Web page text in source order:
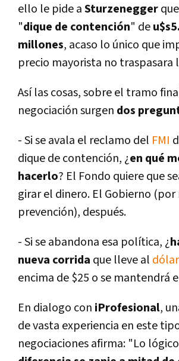
ello le pide aSturzeneggerque
"dique de contención" de
millones, acaso lo único que
precio mayorista no traspasara
Así­ las cosas, sobre el tramo
negociación surgen dos
- Si se avala el reclamo del FMI
dique de contención, ¿en qué
hacerlo? El Fondo quiere que
girar el dinero. El Gobierno (por
prevención), después.
- Si se abandona esa polí­tica, ¿
nueva corrida que lleve al dólar
encima de $25 o se mantendrá
En dialogo con iProfesional,
de vasta experiencia en este
negociaciones afirma: "Lo